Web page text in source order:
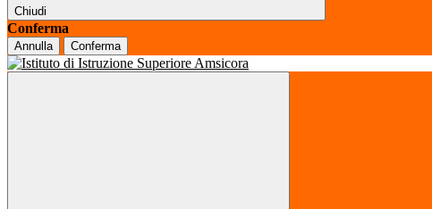
Chiudi
Conferma
Annulla Conferma